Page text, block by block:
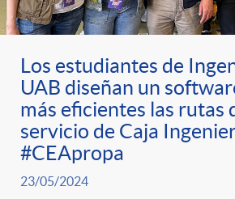
r
a
S
n
p
o
e
n
i
l
c
a
Los estudiantes de
UAB diseñan un
más eficientes las rutas
servicio de Caja
#CEApropa
23/05/2024